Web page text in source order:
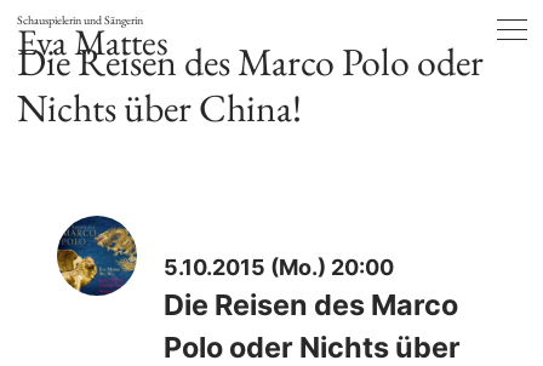
Schauspielerin und Sängerin
Eva Mattes
Die Reisen des Marco Polo oder
Nichts über China!
5.10.2015 (Mo.) 20:00
Die Reisen des Marco
Polo oder Nichts über